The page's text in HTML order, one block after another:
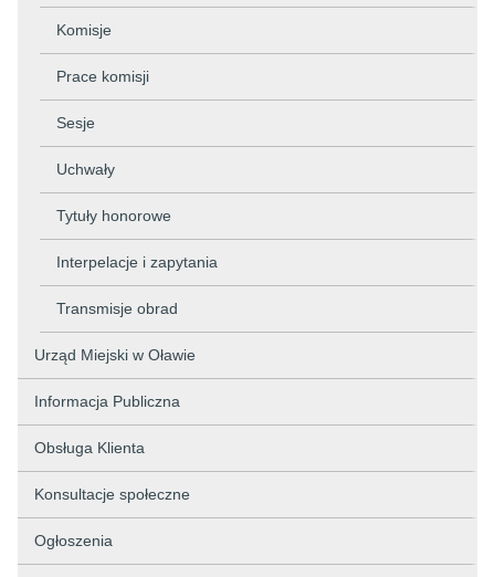
Komisje
Prace komisji
Sesje
Uchwały
Tytuły honorowe
Interpelacje i zapytania
Transmisje obrad
Urząd Miejski w Oławie
Informacja Publiczna
Obsługa Klienta
Konsultacje społeczne
Ogłoszenia